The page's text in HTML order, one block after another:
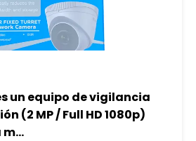
un equipo de vigilancia
(2 MP / Full HD 1080p)